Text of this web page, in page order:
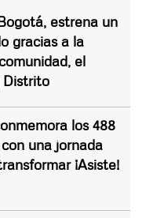
estrena un
gracias a la
el
Distrito
los 488
una jornada
¡Asiste!